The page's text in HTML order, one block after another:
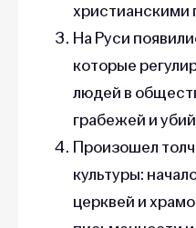
христианскими
На Руси
которые
людей в
грабежей и
Произошел
культуры:
церквей и